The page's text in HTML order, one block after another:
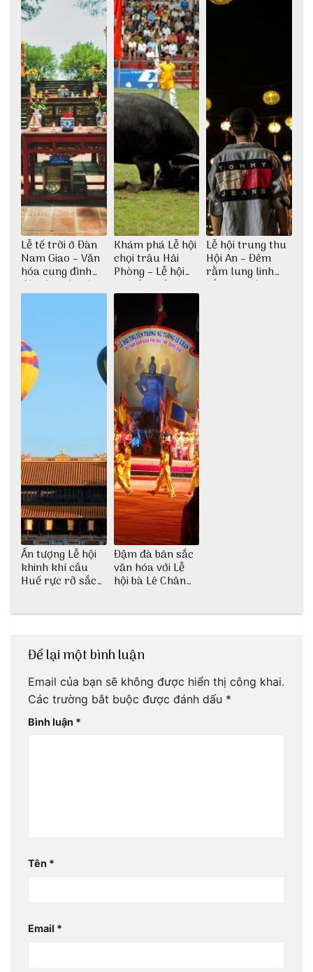
Lễ tế trời ở Đàn
Nam Giao – Văn
hóa cung đình
độc đáo từ thời
nhà Nguyễn
Khám phá Lễ hội
chọi trâu Hải
Phòng – Lễ hội
truyền thống lâu
đời
Lễ hội trung thu
Hội An – Đêm
rằm lung linh
sắc màu đèn
Ấn tượng Lễ hội
khinh khí cầu
Huế rực rỡ sắc
Đậm đà bản sắc
văn hóa với Lễ
hội bà Lê Chân
Hải Phòng
Để lại một bình luận
Email của bạn sẽ không được hiển thị công khai.
Các trường bắt buộc được đánh dấu *
Bình luận *
Tên *
Email *